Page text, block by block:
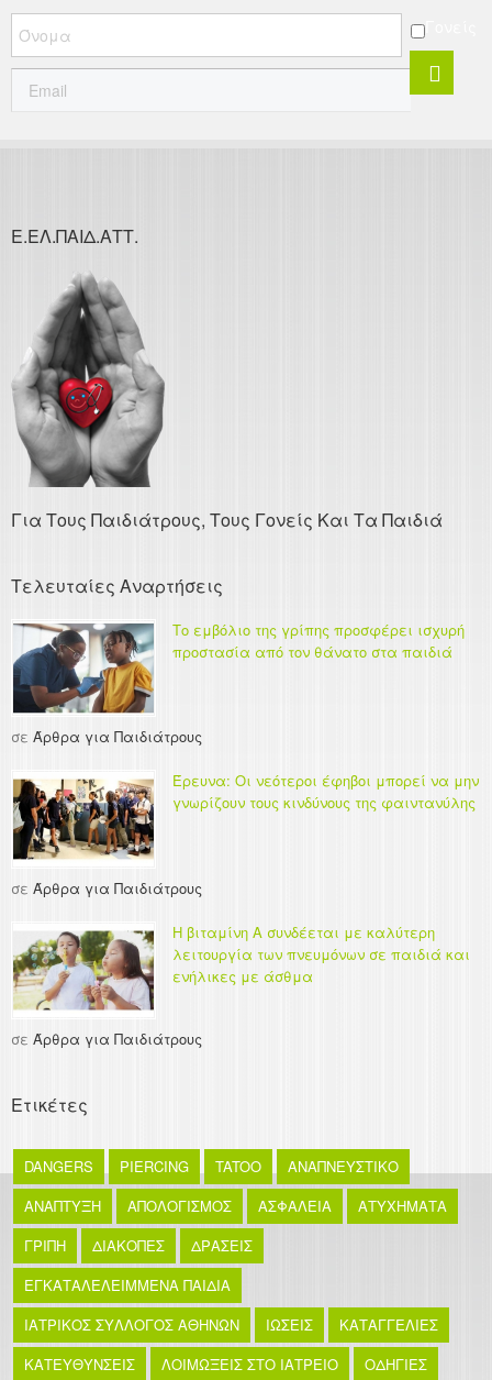
Γονείς
Ε.ΕΛ.ΠΑΙΔ.ΑΤΤ.
Για Τους Παιδιάτρους, Τους Γονείς Και Τα Παιδιά
Τελευταίες Αναρτήσεις
Το εμβόλιο της γρίπης προσφέρει ισχυρή
προστασία από τον θάνατο στα παιδιά
σε Άρθρα για Παιδιάτρους
Έρευνα: Οι νεότεροι έφηβοι μπορεί να μην
γνωρίζουν τους κινδύνους της φαιντανύλης
σε Άρθρα για Παιδιάτρους
Η βιταμίνη Α συνδέεται με καλύτερη
λειτουργία των πνευμόνων σε παιδιά και
ενήλικες με άσθμα
σε Άρθρα για Παιδιάτρους
Ετικέτες
DANGERS PIERCING TATOO
ΑΝΑΠΝΕΥΣΤΙΚΟ
ΑΝΑΠΤΥΞΗ
ΑΠΟΛΟΓΙΣΜΟΣ ΑΣΦΑΛΕΙΑ
ΑΤΥΧΗΜΑΤΑ
ΓΡΙΠΗ
ΔΙΑΚΟΠΕΣ
ΔΡΑΣΕΙΣ
ΕΓΚΑΤΑΛΕΛΕΙΜΜΕΝΑ ΠΑΙΔΙΑ
ΙΑΤΡΙΚΟΣ ΣΥΛΛΟΓΟΣ ΑΘΗΝΩΝ
ΙΩΣΕΙΣ
ΚΑΤΑΓΓΕΛΙΕΣ
ΚΑΤΕΥΘΥΝΣΕΙΣ
ΛΟΙΜΩΞΕΙΣ ΣΤΟ ΙΑΤΡΕΙΟ ΟΔΗΓΙΕΣ